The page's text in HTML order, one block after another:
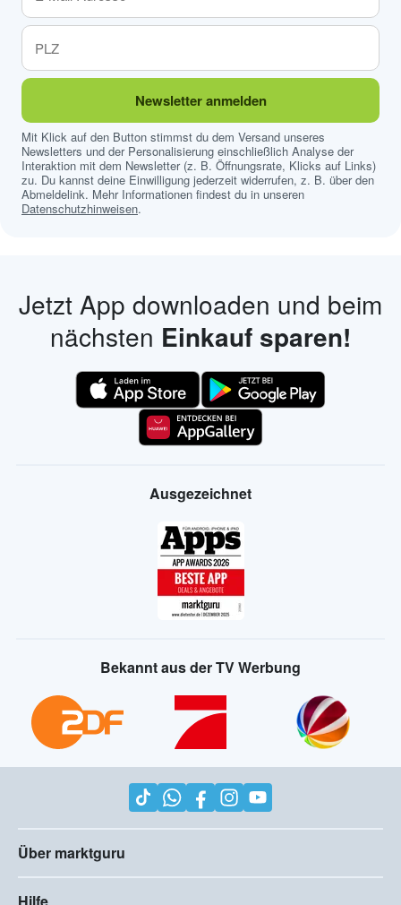
Newsletter anmelden
Mit Klick auf den Button stimmst du dem Versand unseres
Newsletters und der Personalisierung einschließlich Analyse der
Interaktion mit dem Newsletter (z. B. Öffnungsrate, Klicks auf Links)
zu. Du kannst deine Einwilligung jederzeit widerrufen, z. B. über den
Abmeldelink. Mehr Informationen findest du in unseren
Datenschutzhinweisen.
Jetzt App downloaden und beim
nächsten Einkauf sparen!
Ausgezeichnet
Bekannt aus der TV Werbung
Über marktguru